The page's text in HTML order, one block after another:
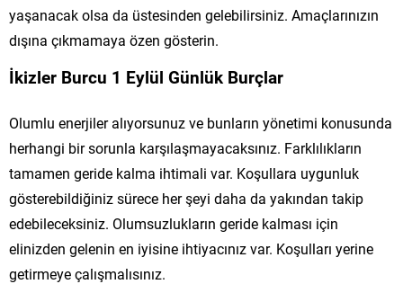
yaşanacak olsa da üstesinden gelebilirsiniz. Amaçlarınızın
dışına çıkmamaya özen gösterin.
İkizler Burcu 1 Eylül Günlük Burçlar
Olumlu enerjiler alıyorsunuz ve bunların yönetimi konusunda
herhangi bir sorunla karşılaşmayacaksınız. Farklılıkların
tamamen geride kalma ihtimali var. Koşullara uygunluk
gösterebildiğiniz sürece her şeyi daha da yakından takip
edebileceksiniz. Olumsuzlukların geride kalması için
elinizden gelenin en iyisine ihtiyacınız var. Koşulları yerine
getirmeye çalışmalısınız.